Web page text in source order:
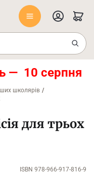
— 10 серпня
школярів /
для трьох
ISBN 978-966-917-816-9